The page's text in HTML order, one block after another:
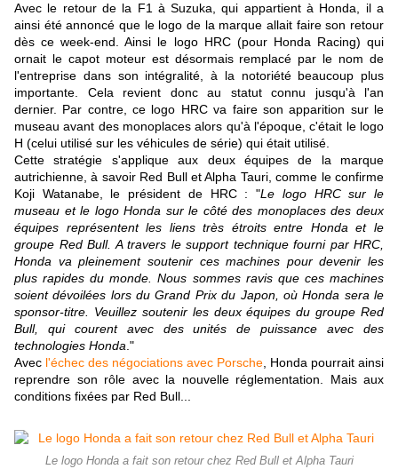
Avec le retour de la F1 à Suzuka, qui appartient à Honda, il a
ainsi été annoncé que le logo de la marque allait faire son retour
dès ce week-end. Ainsi le logo HRC (pour Honda Racing) qui
ornait le capot moteur est désormais remplacé par le nom de
l'entreprise dans son intégralité, à la notoriété beaucoup plus
importante. Cela revient donc au statut connu jusqu'à l'an
dernier. Par contre, ce logo HRC va faire son apparition sur le
museau avant des monoplaces alors qu'à l'époque, c'était le logo
H (celui utilisé sur les véhicules de série) qui était utilisé.
Cette stratégie s'applique aux deux équipes de la marque
autrichienne, à savoir Red Bull et Alpha Tauri, comme le confirme
Koji Watanabe, le président de HRC : "Le logo HRC sur le
museau et le logo Honda sur le côté des monoplaces des deux
équipes représentent les liens très étroits entre Honda et le
groupe Red Bull. A travers le support technique fourni par HRC,
Honda va pleinement soutenir ces machines pour devenir les
plus rapides du monde. Nous sommes ravis que ces machines
soient dévoilées lors du Grand Prix du Japon, où Honda sera le
sponsor-titre. Veuillez soutenir les deux équipes du groupe Red
Bull, qui courent avec des unités de puissance avec des
technologies Honda ."
Avec l'échec des négociations avec Porsche , Honda pourrait ainsi
reprendre son rôle avec la nouvelle réglementation. Mais aux
conditions fixées par Red Bull...
Le logo Honda a fait son retour chez Red Bull et Alpha Tauri